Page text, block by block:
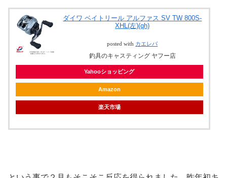
ダイワ ベイトリール アルファス SV TW 800S-
XHL(左)(qh)
posted with カエレバ
釣具のキャスティング ヤフー店
Yahooショッピング
Amazon
楽天市場